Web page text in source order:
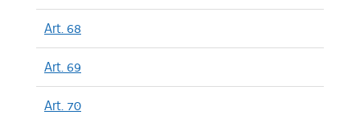
Art. 68
Art. 69
Art. 70